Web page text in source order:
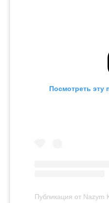
Посмотреть эту